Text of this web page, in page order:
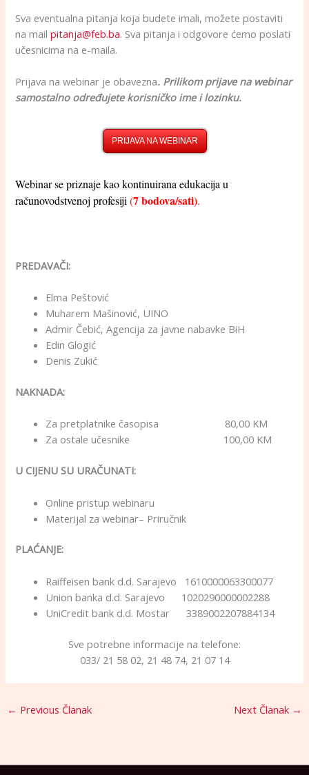
Sva eventualna pitanja koja budete imali, možete postaviti
na mailpitanja@feb.ba. Sva pitanja i odgovore ćemo poslati
učesnicima na e-maila.
Prijava na webinar je obavezna. Prilikom prijave na webinar
samostalno određujete korisničko ime i lozinku.
PRIJAVA NA WEBINAR
Webinar se priznaje kao kontinuirana edukacija u
računovodstvenoj profesiji (7 bodova/sati).
PREDAVAČI:
Elma Peštović
Muharem Mašinović, UINO
Admir Čebić, Agencija za javne nabavke BiH
Edin Glogić
Denis Zukić
NAKNADA:
Za pretplatnike časopisa 80,00 KM
Za ostale učesnike 100,00 KM
U CIJENU SU URAČUNATI:
Online pristup webinaru
Materijal za webinar– Priručnik
PLAĆANJE:
Raiffeisen bank d.d. Sarajevo 1610000063300077
Union banka d.d. Sarajevo 1020290000002288
UniCredit bank d.d. Mostar 3389002207884134
Sve potrebne informacije na telefone:
033/ 21 58 02, 21 48 74, 21 07 14
← Previous Članak Next Članak →